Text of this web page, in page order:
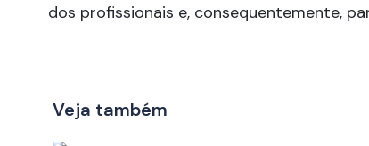
dos profissionais e, consequentemente,
Veja também